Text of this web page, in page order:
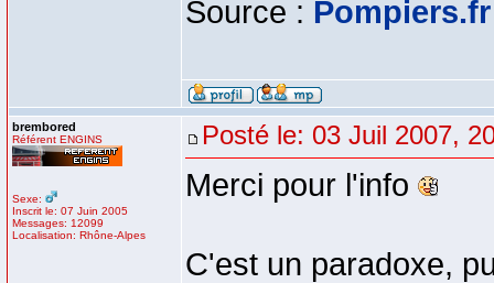
Source : Pompiers.fr
brembored
Référent ENGINS
Sexe:
Inscrit le: 07 Juin 2005
Messages: 12099
Localisation: Rhône-Alpes
Posté le: 03 Juil 2007,
Merci pour l'info
C'est un paradoxe,